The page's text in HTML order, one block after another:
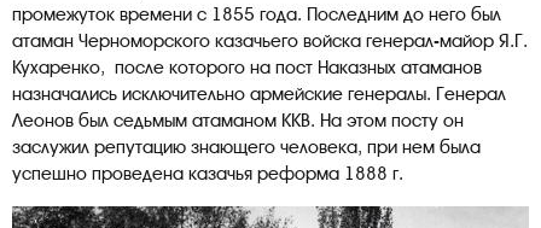
промежуток времени с 1855 года. Последним до него был
атаман Черноморского казачьего войска генерал-майор Я.Г.
Кухаренко, после которого на пост Наказных атаманов
назначались исключительно армейские генералы. Генерал
Леонов был седьмым атаманом ККВ. На этом посту он
заслужил репутацию знающего человека, при нем была
успешно проведена казачья реформа 1888 г.